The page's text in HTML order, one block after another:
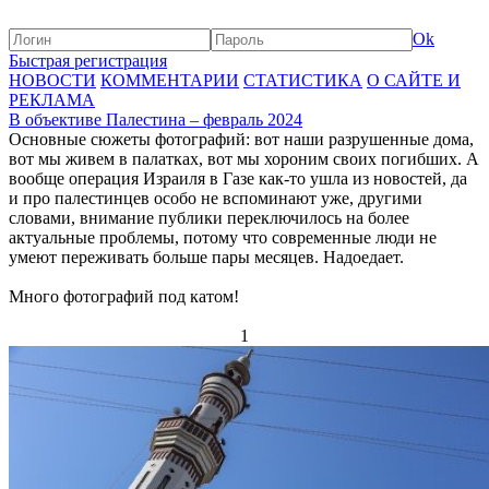
Ok
Быстрая регистрация
НОВОСТИ КОММЕНТАРИИ СТАТИСТИКА О САЙТЕ И
РЕКЛАМА
В объективе Палестина – февраль 2024
Основные сюжеты фотографий: вот наши разрушенные дома,
вот мы живем в палатках, вот мы хороним своих погибших. А
вообще операция Израиля в Газе как-то ушла из новостей, да
и про палестинцев особо не вспоминают уже, другими
словами, внимание публики переключилось на более
актуальные проблемы, потому что современные люди не
умеют переживать больше пары месяцев. Надоедает.
Много фотографий под катом!
1